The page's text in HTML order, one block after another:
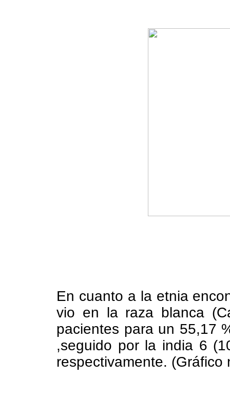
En cuanto a la etnia
vio en la raza blanca
pacientes para un 55,17
,seguido por la india 6
respectivamente.